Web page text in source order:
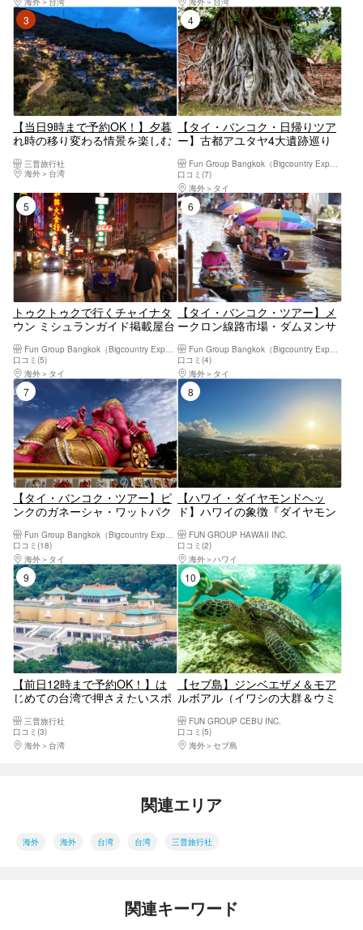
サージ店で解散OK＞
3位
【当日9時まで予約OK！】夕暮
れ時の移り変わる情景を楽しむ
ガイド・士林夜市やマッサージ
店で解散OK＞
三普旅行社
海外
台湾
4位
【タイ・バンコク・日帰りツア
ー】古都アユタヤ4大遺跡巡り
本語ガイド・ランチ・ホテルお
迎え付）
口コミ(7)
海外
タイ
5位
トゥクトゥクで行くチャイナタ
ウン ミシュランガイド掲載屋台
英語ガイド・日本語カスタマー
サポート/4食付き＞
Fun Group Bangkok（Bigcountry Experience Co. Ltd)
口コミ(5)
海外
タイ
6位
【タイ・バンコク・ツアー】メ
ークロン線路市場・ダムヌンサ
ー（バンコク発・日本語ガイ
ド・ホテルお迎え付）
Fun Group Bangkok（Bigcountry Experience Co. Ltd)
口コミ(4)
海外
タイ
7位
【タイ・バンコク・ツアー】ピ
ンクのガネーシャ・ワットパク
午前発 / 日本語ガイド / ホテル
お迎え付き)
Fun Group Bangkok（Bigcountry Experience Co. Ltd)
口コミ(18)
海外
タイ
【ハワイ・ダイヤモンドヘッ
ド】ハワイの象徴『ダイヤモン
FUN GROUP HAWAII INC.
口コミ(2)
海外
ハワイ
9位
【前日12時まで予約OK！】は
じめての台湾で押さえたいスポ
（鼎泰豊ランチ付き）＜日本語
ガイド＞
三普旅行社
口コミ(3)
海外
台湾
10位
【セブ島】ジンベエザメ＆モア
ルボアル（イワシの大群＆ウミ
ツアー
FUN GROUP CEBU INC.
口コミ(5)
海外
セブ島
関連エリア
海外 海外 台湾 台湾 三普旅行社
関連キーワード